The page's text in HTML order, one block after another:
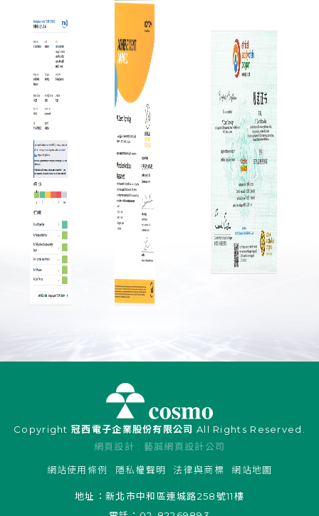
地址：新北市中和區連城路258號11樓
網站使用條例 隱私權聲明 法律與商標 網站地圖
Copyright冠西電子企業股份有限公司 All Rights Reserved.
網頁設計 : 藝誠網頁設計公司